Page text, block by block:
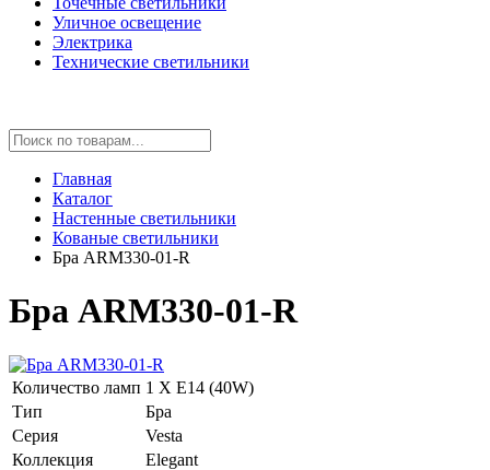
Уличное освещение
Электрика
Технические светильники
Главная
Каталог
Настенные светильники
Кованые светильники
Бра ARM330-01-R
Бра ARM330-01-R
Количество ламп 1 Х E14 (40W)
Тип
Бра
Серия
Vesta
Коллекция
Elegant